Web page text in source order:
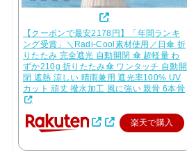
【クーポンで最安2178円】「年間ランキ
ング受賞」＼Radi-Cool素材使用／日傘 折
りたたみ 完全遮光 自動開閉 傘 超軽量 わ
ずか210g 折りたたみ傘 ワンタッチ 自動開
閉 遮熱 涼しい 晴雨兼用 遮光率100% UV
カット 頑丈 撥水加工 風に強い 親骨 6本骨
楽天で購入